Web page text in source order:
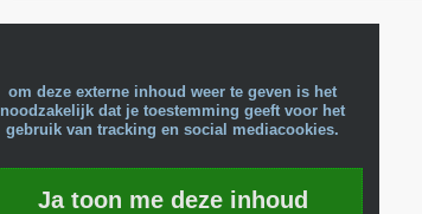
om deze externe inhoud weer te geven is het
noodzakelijk dat je toestemming geeft voor het
gebruik van tracking en social mediacookies.
Ja toon me deze inhoud